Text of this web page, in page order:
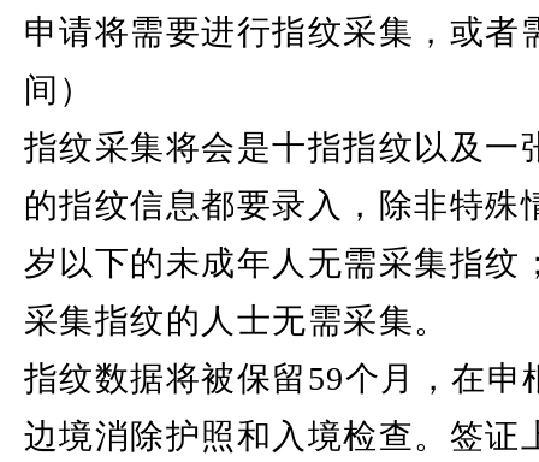
申请将需要进行指纹采集，或者
间）
指纹采集将会是十指指纹以及一
的指纹信息都要录入，除非特殊
岁以下的未成年人无需采集指纹
采集指纹的人士无需采集。
指纹数据将被保留59个月，在申
边境消除护照和入境检查。签证